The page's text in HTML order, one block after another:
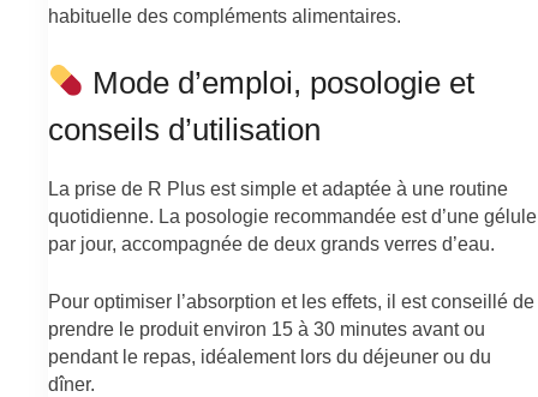
habituelle des compléments alimentaires.
Mode d’emploi, posologie et
conseils d’utilisation
La prise de R Plus est simple et adaptée à une routine
quotidienne. La posologie recommandée est d’une gélule
par jour, accompagnée de deux grands verres d’eau.
Pour optimiser l’absorption et les effets, il est conseillé de
prendre le produit environ 15 à 30 minutes avant ou
pendant le repas, idéalement lors du déjeuner ou du
dîner.